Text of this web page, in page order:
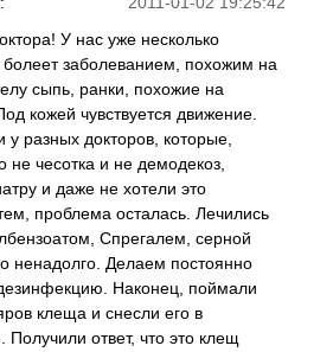
У нас уже несколько
заболеванием, похожим на
сыпь, ранки, похожие на
кожей чувствуется движение.
у разных докторов, которые,
не чесотка и не демодекоз,
и даже не хотели это
проблема осталась. Лечились
Спрегалем, серной
ненадолго. Делаем постоянно
Наконец, поймали
клеща и снесли его в
ответ, что это клещ